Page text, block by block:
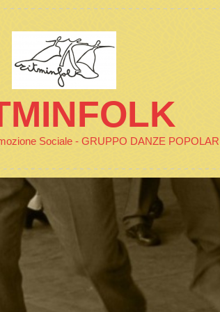
Sociale - GRUPPO DANZE